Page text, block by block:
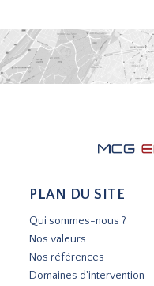
PLAN DU SITE
Qui sommes-nous ?
Nos valeurs
Nos références
Domaines d'intervention